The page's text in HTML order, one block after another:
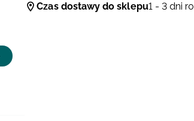
Czas dostawy do sklepu1 - 3 dni